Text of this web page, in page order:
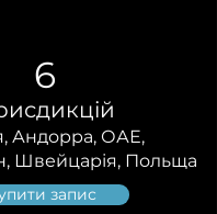
6
Андорра, ОАЕ,
Швейцарія, Польща
запис